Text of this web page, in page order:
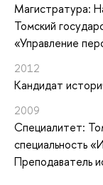
Магистратура:
Томский
«Управление
2012
Кандидат
2009
Специалитет:
специальность
Преподаватель